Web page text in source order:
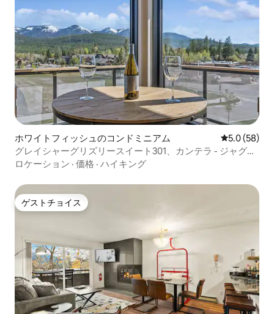
ホワイトフィッシュのコンドミニアム レビュー58
5.0 (58)
グレイシャーグリズリースイート301、カンテラ - ジャグジ
ー
ロケーション · 価格 · ハイキング
ゲストチョイス
ゲストチョイス